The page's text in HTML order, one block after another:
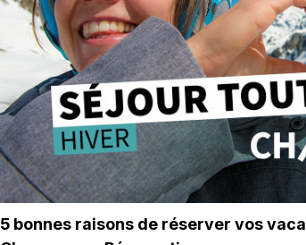
5 bonnes raisons de réserver vos